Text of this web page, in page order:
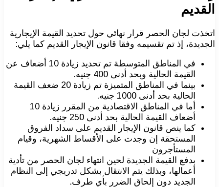
القديم
اتخذت لجان الحصر قرار نهائي حول تحديد القيمة الإيجارية
الجديدة، إذ تم تقسيمه وفقا قانون الإيجار القديم كما يلي:
في المناطق المتوسطة تم تحديد زيادة 10 أضعاف عن
القيمة الحالية وبحد أدنى 400 جنيه.
بينما في المناطق المتميزة تم زيادة 20 ضعف القيمة
الحالية بحد أدنى 1000 جنيه.
أما في المناطق الاقتصادية من المقرر زيادة 10
أضعاف القيمة الحالية بحد أدنى 250 جنيه.
كما ينص قانون الإيجار القديم على سداد الفروق
المستحقة إن وجدت على الأقساط الشهرية، وقيام
المستأجرون
بدفع القيمة الجديدة لحين انتهاء لجان الحصر من تأدية
أعمالها، وبذلك يتم الانتقال بشكل تدريجي إلى النظام
الجديد دون إلحاق الضرر بأي طرف.